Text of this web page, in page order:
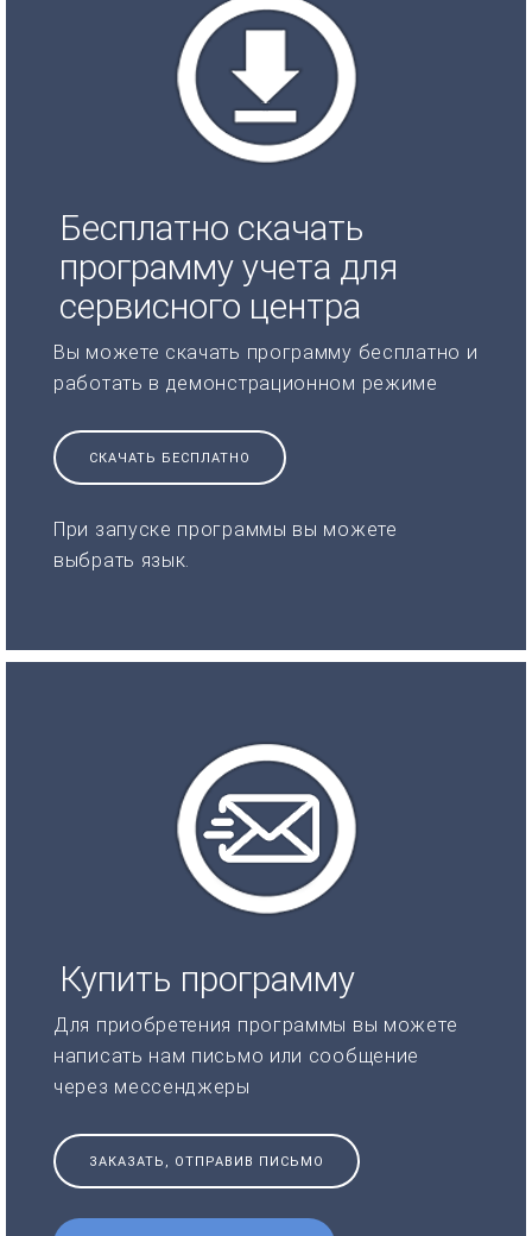
Бесплатно скачать
программу учета для
сервисного центра
Вы можете скачать программу бесплатно и
работать в демонстрационном режиме
СКАЧАТЬ БЕСПЛАТНО
При запуске программы вы можете
выбрать язык.
Купить программу
Для приобретения программы вы можете
написать нам письмо или сообщение
через мессенджеры
ЗАКАЗАТЬ, ОТПРАВИВ ПИСЬМО